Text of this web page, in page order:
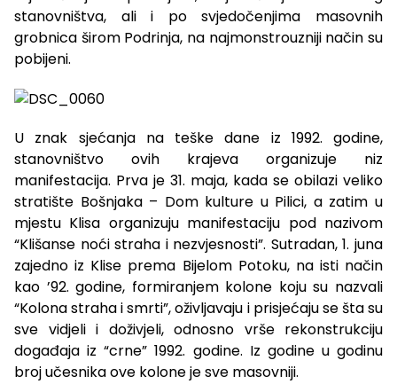
stanovništva, ali i po svjedočenjima masovnih
grobnica širom Podrinja, na najmonstrouzniji način su
pobijeni.
U znak sjećanja na teške dane iz 1992. godine,
stanovništvo ovih krajeva organizuje niz
manifestacija. Prva je 31. maja, kada se obilazi veliko
stratište Bošnjaka – Dom kulture u Pilici, a zatim u
mjestu Klisa organizuju manifestaciju pod nazivom
“Klišanse noći straha i nezvjesnosti”. Sutradan, 1. juna
zajedno iz Klise prema Bijelom Potoku, na isti način
kao ’92. godine, formiranjem kolone koju su nazvali
“Kolona straha i smrti”, oživljavaju i prisjećaju se šta su
sve vidjeli i doživjeli, odnosno vrše rekonstrukciju
događaja iz “crne” 1992. godine. Iz godine u godinu
broj učesnika ove kolone je sve masovniji.